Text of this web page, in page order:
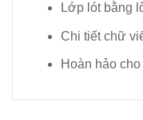
Lớp lót bằng
Chi tiết chữ
Hoàn hảo